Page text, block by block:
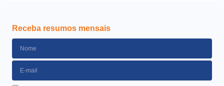
Receba resumos mensais